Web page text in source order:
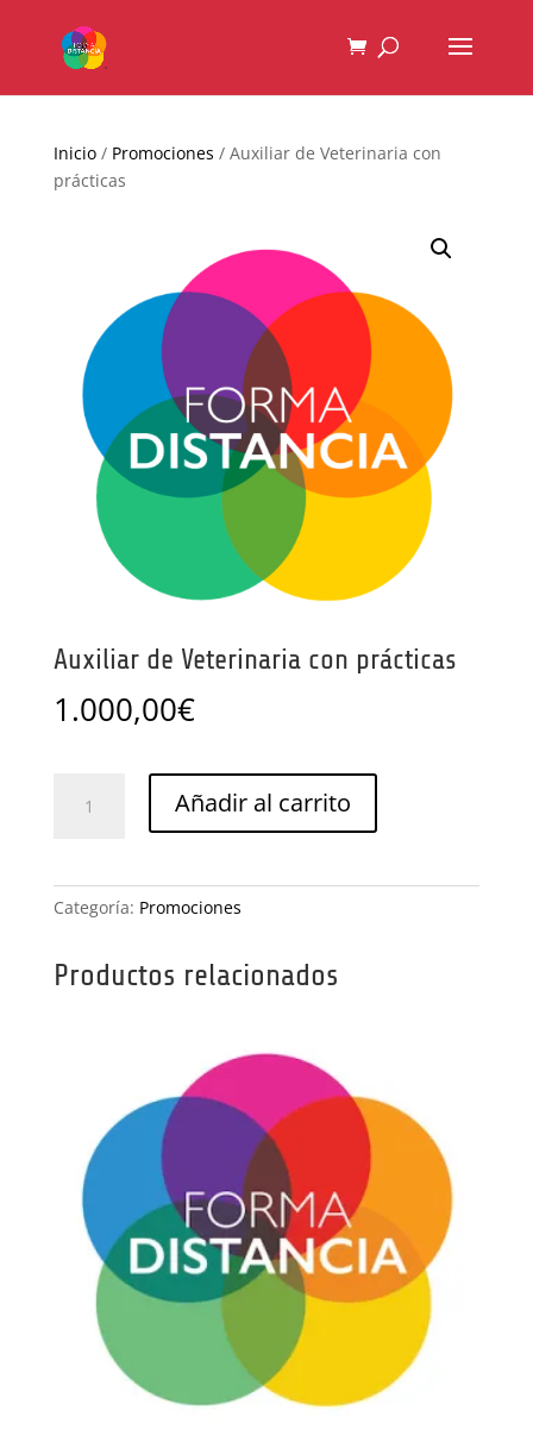
Inicio/ Promociones / Auxiliar de Veterinaria con
prácticas
Auxiliar de Veterinaria con prácticas
1.000,00€
prácticas
cantidad
Añadir al carrito
Categoría: Promociones
Productos relacionados